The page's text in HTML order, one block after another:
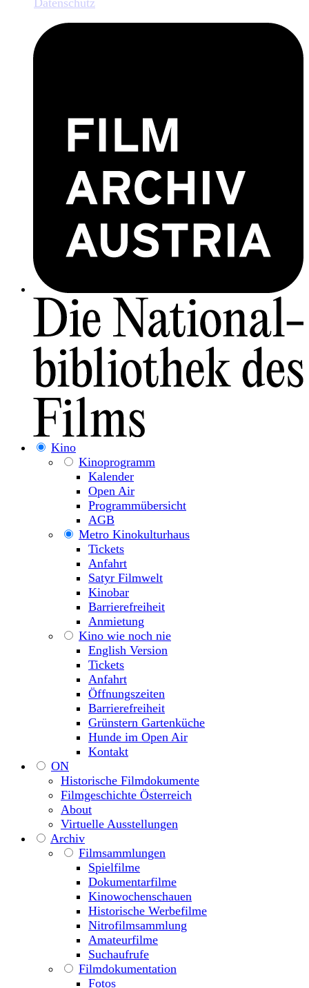
Datenschutz
Kino
Kinoprogramm
Kalender
Open Air
Programmübersicht
AGB
Metro Kinokulturhaus
Tickets
Anfahrt
Satyr Filmwelt
Kinobar
Barrierefreiheit
Anmietung
Kino wie noch nie
English Version
Tickets
Anfahrt
Öffnungszeiten
Barrierefreiheit
Grünstern Gartenküche
Hunde im Open Air
Kontakt
ON
Historische Filmdokumente
Filmgeschichte Österreich
About
Virtuelle Ausstellungen
Archiv
Filmsammlungen
Spielfilme
Dokumentarfilme
Kinowochenschauen
Historische Werbefilme
Nitrofilmsammlung
Amateurfilme
Suchaufrufe
Filmdokumentation
Fotos